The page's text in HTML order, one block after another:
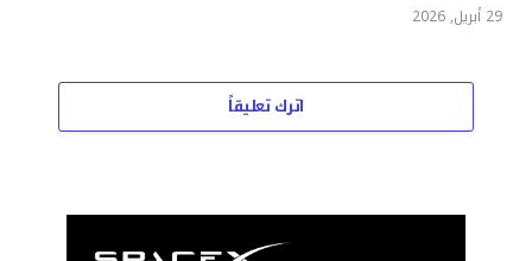
29 أبريل, 2026
اترك تعليقاً